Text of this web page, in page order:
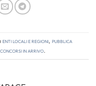
Enti locali e regioni, Pubblica
concorsi in arrivo.